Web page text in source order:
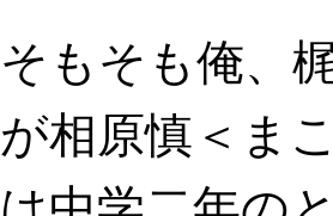
そもそも俺、
が相原慎＜ま